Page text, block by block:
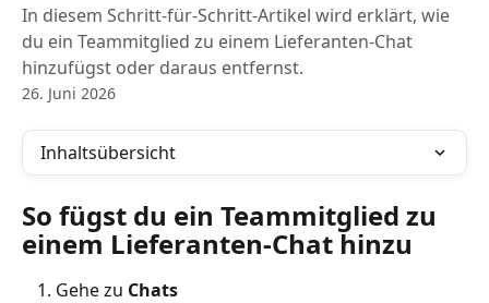
In diesem Schritt-für-Schritt-Artikel wird erklärt, wie
du ein Teammitglied zu einem Lieferanten-Chat
hinzufügst oder daraus entfernst.
26. Juni 2026
Inhaltsübersicht
So fügst du ein Teammitglied zu
einem Lieferanten-Chat hinzu
Gehe zu Chats